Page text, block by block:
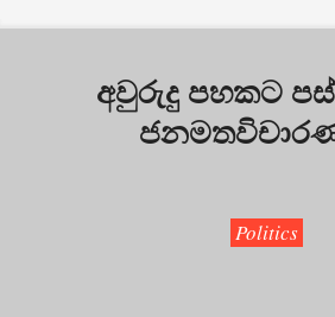
අවුරුදු පහකට
Politics